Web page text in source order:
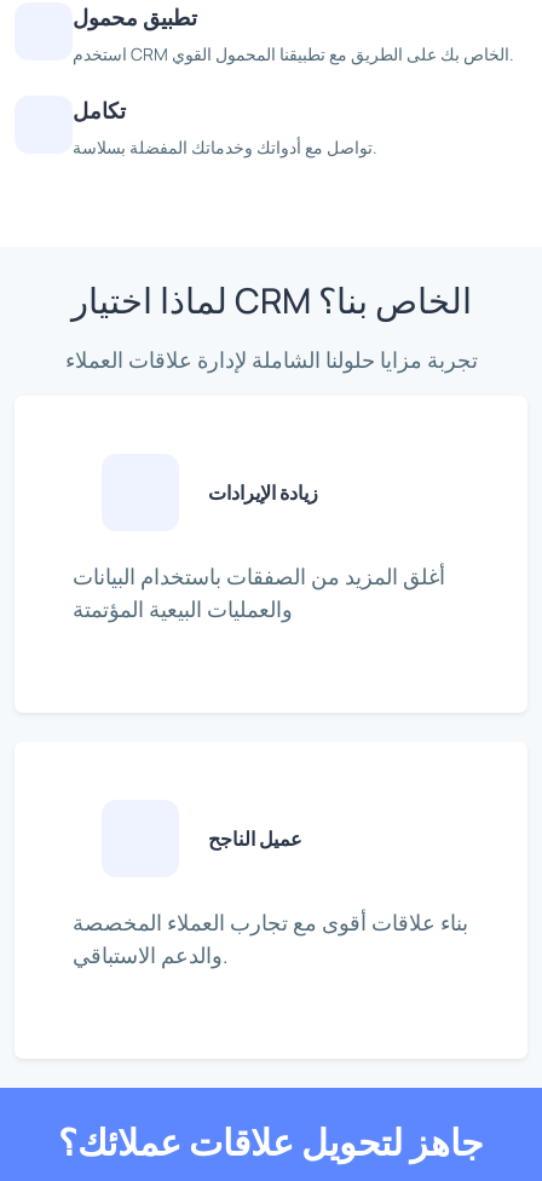
تطبيق محمول
استخدم CRM الخاص بك على الطريق مع تطبيقنا المحمول القوي.
تكامل
تواصل مع أدواتك وخدماتك المفضلة بسلاسة.
لماذا اختيار CRM الخاص بنا؟
تجربة مزايا حلولنا الشاملة لإدارة علاقات العملاء
زيادة الإيرادات
أغلق المزيد من الصفقات باستخدام البيانات
والعمليات البيعية المؤتمتة
عميل الناجح
بناء علاقات أقوى مع تجارب العملاء المخصصة
والدعم الاستباقي.
جاهز لتحويل علاقات عملائك؟